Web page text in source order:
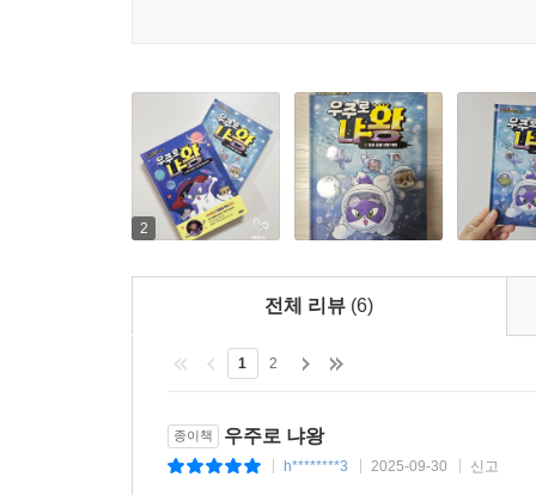
2
전체 리뷰 (6)
1 2
종이책 우주로 냐왕
h********3 2025-09-30 신고